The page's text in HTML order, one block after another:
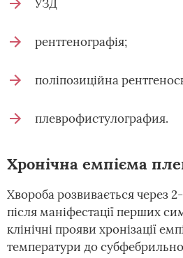
УЗД
рентгенографія;
поліпозиційна
плеврофистулография.
Хронічна емпієма
Хвороба розвивається через
після маніфестації перших
клінічні прояви хронізації
температури до